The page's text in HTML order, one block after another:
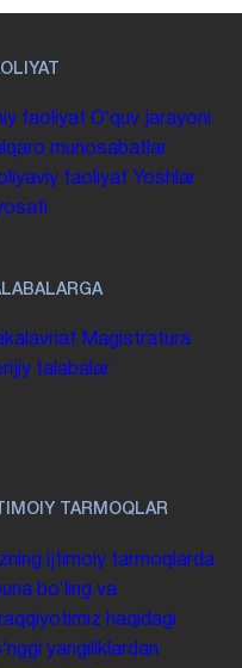
faoliyat Oʻquv jarayoni
munosabatlar
faoliyat Yoshlar
Magistratura
talabalar
TARMOQLAR
ijtimoiy tarmoqlarda
boʻling va
haqidagi
yangiliklardan